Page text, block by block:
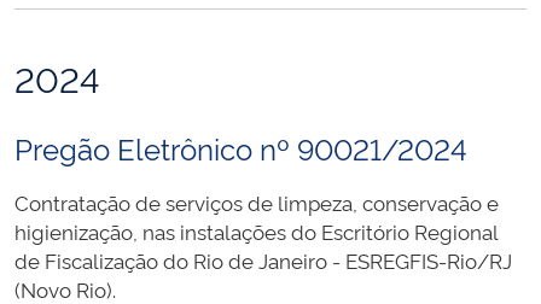
2024
Pregão Eletrônico nº 90021/2024
Contratação de serviços de limpeza, conservação e
higienização, nas instalações do Escritório Regional
de Fiscalização do Rio de Janeiro - ESREGFIS-Rio/RJ
(Novo Rio).